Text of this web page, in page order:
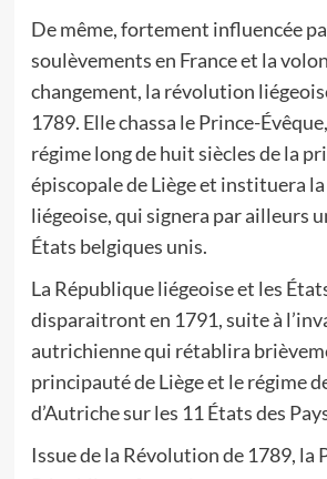
De même, fortement influencée
soulèvements en France et la
changement, la révolution
1789. Elle chassa le Prince-
régime long de huit siècles de la
épiscopale de Liège et instituera
liégeoise, qui signera par ailleurs
États belgiques unis.
La République liégeoise et les
disparaitront en 1791, suite à
autrichienne qui rétablira
principauté de Liège et le régime
d’Autriche sur les 11 États des
Issue de la Révolution de 1789, la